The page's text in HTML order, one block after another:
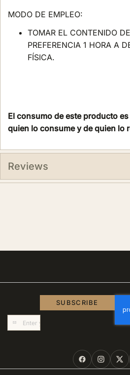
MODO DE EMPLEO:
TOMAR EL CONTENIDO
PREFERENCIA 1 HORA A
FÍSICA.
El consumo de este producto
quien lo consume y de quien lo
Reviews
Sign
Up
Newsletter:
SUBSCRIBE